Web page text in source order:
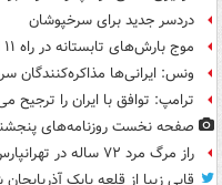
دردسر جدید برای سرخپوشان
موج بارش‌های تابستانه در راه ۱۱ استان
ونس: ایرانی‌ها
ترامپ: توافق با ایران را ترجیح
صفحه نخست روزنامه‌های پنجشنبه ۱۵ مرداد
راز مرگ مرد ۷۲ ساله در تهرانپارس فاش شد
قابی زیبا از قلعه بابک